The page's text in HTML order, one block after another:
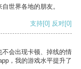
世界各地的朋友。
支持[0] 反对[0]
会出现卡顿、掉线的情
，我的游戏水平提升了